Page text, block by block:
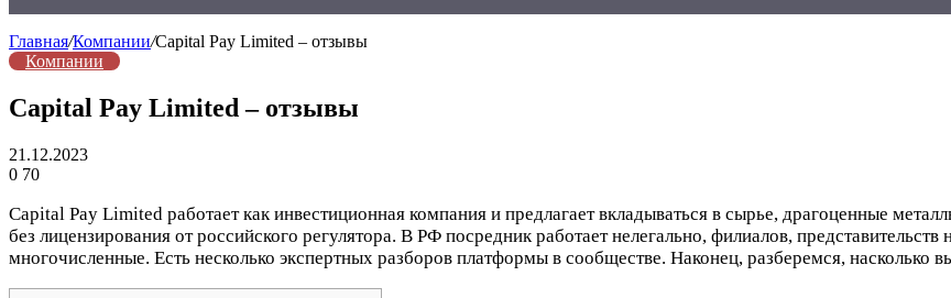
Главная/Компании/Capital Pay Limited – отзывы
Компании
Capital Pay Limited – отзывы
21.12.2023
0 70
Capital Pay Limited работает как инвестиционная компания и предлагает вкладываться в сырье, драгоценные
без лицензирования от российского регулятора. В РФ посредник работает нелегально, филиалов,
многочисленные. Есть несколько экспертных разборов платформы в сообществе. Наконец, разберемся, насколько